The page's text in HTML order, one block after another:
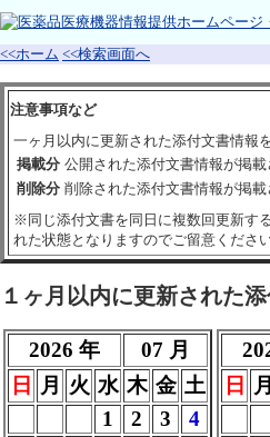
<<ホーム <<検索画面へ
注意事項など
一ヶ月以内に更新された添付文書情報
掲載分 公開された添付文書情報が掲
削除分 削除された添付文書情報が掲
※同じ添付文書を同日に複数回更新す
れた状態となりますのでご留意ください
１ヶ月以内に更新された
2026 年
07 月
日
月 火 水 木 金 土
1
2 3
4
日
月